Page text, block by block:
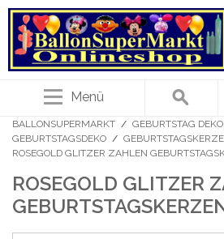
Menü
BALLONSUPERMARKT / GEBURTSTAG
GEBURTSTAGSDEKO /
ROSEGOLD GLITZER ZAHLEN
ROSEGOLD GLITZER